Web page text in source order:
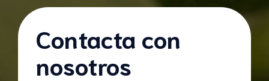
Contacta con
nosotros